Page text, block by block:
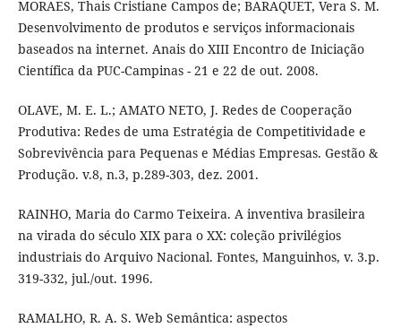
MORAES, Thais Cristiane Campos de; BARAQUET, Vera S. M.
Desenvolvimento de produtos e serviços informacionais
baseados na internet. Anais do XIII Encontro de Iniciação
Científica da PUC-Campinas - 21 e 22 de out. 2008.
OLAVE, M. E. L.; AMATO NETO, J. Redes de Cooperação
Produtiva: Redes de uma Estratégia de Competitividade e
Sobrevivência para Pequenas e Médias Empresas. Gestão &
Produção. v.8, n.3, p.289-303, dez. 2001.
RAINHO, Maria do Carmo Teixeira. A inventiva brasileira
na virada do século XIX para o XX: coleção privilégios
industriais do Arquivo Nacional. Fontes, Manguinhos, v. 3.p.
319-332, jul./out. 1996.
RAMALHO, R. A. S. Web Semântica: aspectos